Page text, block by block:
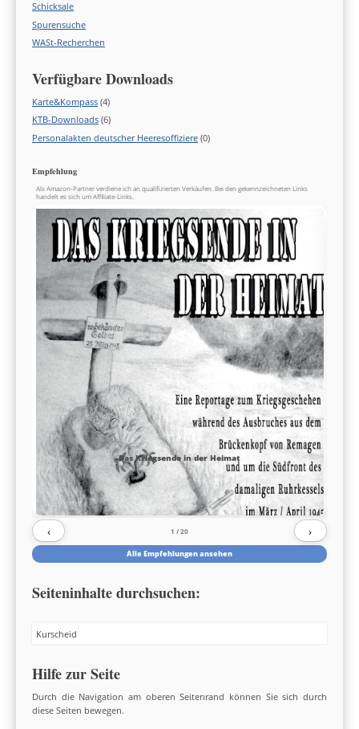
Schicksale
Spurensuche
WASt-Recherchen
Verfügbare Downloads
Karte&Kompass (4)
KTB-Downloads (6)
Personalakten deutscher Heeresoffiziere (0)
Empfehlung
Als Amazon-Partner verdiene ich an qualifizierten Verkäufen. Bei den gekennzeichneten Links
handelt es sich um Affiliate-Links.
Das Kriegsende in der Heimat
‹ 1 / 20 ›
Alle Empfehlungen ansehen
Seiteninhalte durchsuchen:
Search
Hilfe zur Seite
Durch die Navigation am oberen Seitenrand können Sie sich durch
diese Seiten bewegen.